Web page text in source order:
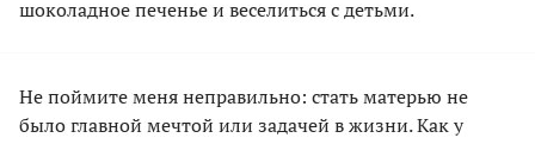
шоколадное печенье и веселиться с детьми.
Не поймите меня неправильно: стать матерью не
было главной мечтой или задачей в жизни. Как у